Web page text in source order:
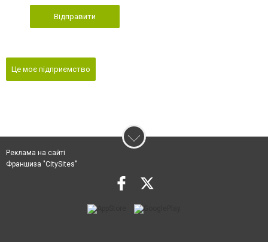
Відправити
Це моє підприємство
Реклама на сайті
Франшиза "CitySites"